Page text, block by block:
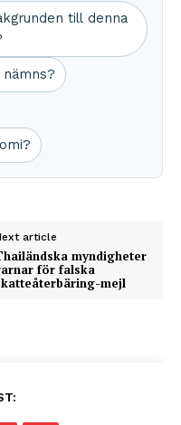
till denna
article
myndigheter
för falska
mejl